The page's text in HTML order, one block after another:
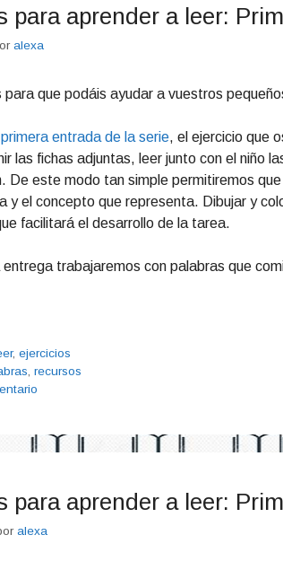
para aprender a leer:
alexa
para que podáis ayudar a vuestros
primera entrada de la serie, el ejercicio que
las fichas adjuntas, leer junto con el niño
De este modo tan simple permitiremos
y el concepto que representa. Dibujar y
facilitará el desarrollo de la tarea.
entrega trabajaremos con palabras que
, ejercicios
recursos
para aprender a leer:
alexa